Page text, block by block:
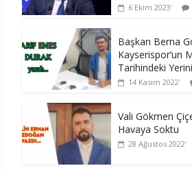
6 Ekim 2023
Başkan Berna
Kayserispor’un
Tarihindeki Yerini
14 Kasım 2022
Vali Gökmen
Havaya Soktu
28 Ağustos 2022